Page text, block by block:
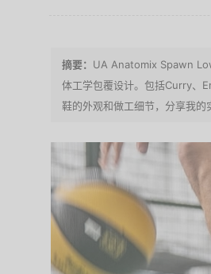
UA Anatomix Spawn
体工学包覆设计。包括Curry、
鞋的外观和做工细节，分享我